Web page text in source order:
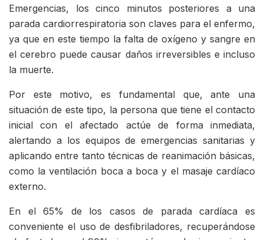
Emergencias, los cinco minutos posteriores a una
parada cardiorrespiratoria son claves para el enfermo,
ya que en este tiempo la falta de oxígeno y sangre en
el cerebro puede causar daños irreversibles e incluso
la muerte.
Por este motivo, es fundamental que, ante una
situación de este tipo, la persona que tiene el contacto
inicial con el afectado actúe de forma inmediata,
alertando a los equipos de emergencias sanitarias y
aplicando entre tanto técnicas de reanimación básicas,
como la ventilación boca a boca y el masaje cardíaco
externo.
En el 65% de los casos de parada cardíaca es
conveniente el uso de desfibriladores, recuperándose